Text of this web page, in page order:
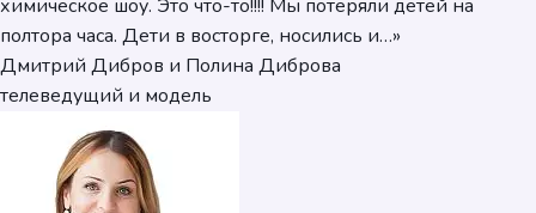
химическое шоу. Это что-то!!!! Мы потеряли детей на
полтора часа. Дети в восторге, носились и…»
Дмитрий Дибров и Полина Диброва
телеведущий и модель